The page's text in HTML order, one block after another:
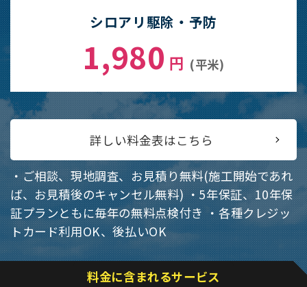
シロアリ駆除・予防
1,980 円 (平米)
詳しい料金表はこちら
・ご相談、現地調査、お見積り無料(施工開始であれ
ば、お見積後のキャンセル無料)・5年保証、10年保
証プランともに毎年の無料点検付き ・各種クレジッ
トカード利用OK、後払いOK
料金に含まれるサービス